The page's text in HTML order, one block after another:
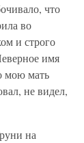
что
во
и строго
имя
мою мать
не видел,
на